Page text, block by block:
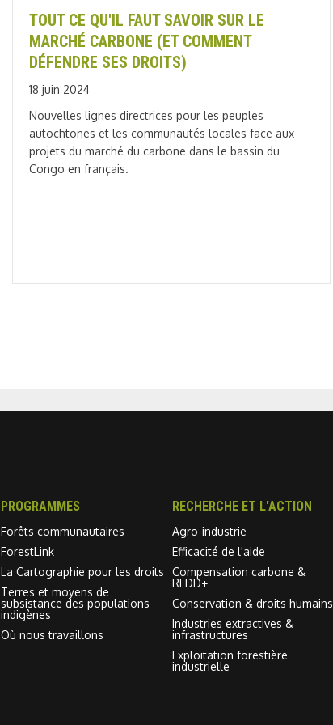
TOUT CE QU'IL FAUT SAVOIR SUR LE
MARCHÉ CARBONE (ET COMMENT
DÉFENDRE SES DROITS)
18 juin 2024
Nouvelles lignes directrices pour les peuples
autochtones et les communautés locales face aux
projets du marché du carbone dans le bassin du
Congo en français.
PROGRAMMES
Forêts communautaires
ForestLink
La Cartographie pour les droits
Terres et moyens de
subsistance des populations
indigènes
Où nous travaillons
RECHERCHE ET L'ACTION
Agro-industrie
Efficacité de l'aide
Compensation carbone &
REDD+
Conservation & droits humains
Industries extractives &
infrastructures
Exploitation forestière
industrielle